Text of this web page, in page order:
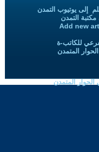
إلى يوتيوب التمدن
التمدن
Add new
للكاتب-ة
المتمدن
المتمدن